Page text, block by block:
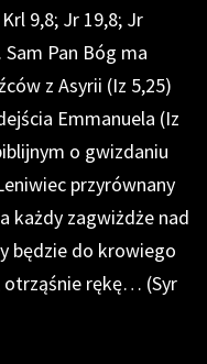
9,8; Jr 19,8; Jr
Sam Pan Bóg ma
z Asyrii (Iz 5,25)
Emmanuela (Iz
o gwizdaniu
przyrównany
każdy zagwiżdże nad
będzie do krowiego
otrząśnie rękę… (Syr